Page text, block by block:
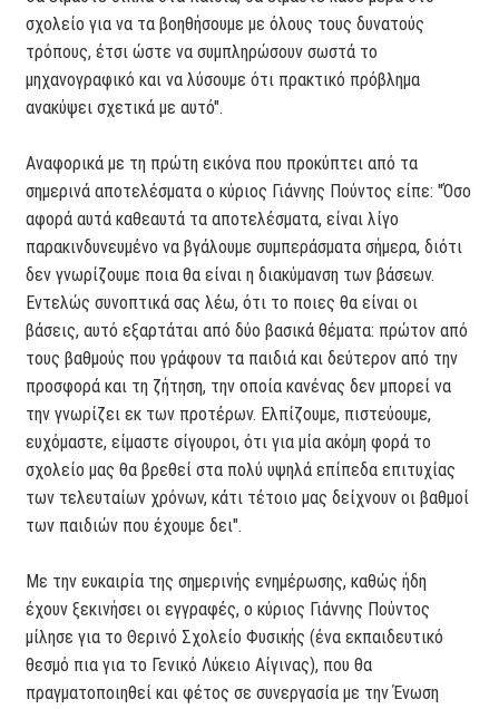
σχολείο για να τα βοηθήσουμε με όλους τους δυνατούς
τρόπους, έτσι ώστε να συμπληρώσουν σωστά το
μηχανογραφικό και να λύσουμε ότι πρακτικό πρόβλημα
ανακύψει σχετικά με αυτό".
Αναφορικά με τη πρώτη εικόνα που προκύπτει από τα
σημερινά αποτελέσματα ο κύριος Γιάννης Πούντος είπε: "Όσο
αφορά αυτά καθεαυτά τα αποτελέσματα, είναι λίγο
παρακινδυνευμένο να βγάλουμε συμπεράσματα σήμερα, διότι
δεν γνωρίζουμε ποια θα είναι η διακύμανση των βάσεων.
Εντελώς συνοπτικά σας λέω, ότι το ποιες θα είναι οι
βάσεις, αυτό εξαρτάται από δύο βασικά θέματα: πρώτον από
τους βαθμούς που γράφουν τα παιδιά και δεύτερον από την
προσφορά και τη ζήτηση, την οποία κανένας δεν μπορεί να
την γνωρίζει εκ των προτέρων. Ελπίζουμε, πιστεύουμε,
ευχόμαστε, είμαστε σίγουροι, ότι για μία ακόμη φορά το
σχολείο μας θα βρεθεί στα πολύ υψηλά επίπεδα επιτυχίας
των τελευταίων χρόνων, κάτι τέτοιο μας δείχνουν οι βαθμοί
των παιδιών που έχουμε δει".
Με την ευκαιρία της σημερινής ενημέρωσης, καθώς ήδη
έχουν ξεκινήσει οι εγγραφές, ο κύριος Γιάννης Πούντος
μίλησε για το Θερινό Σχολείο Φυσικής (ένα εκπαιδευτικό
θεσμό πια για το Γενικό Λύκειο Αίγινας), που θα
πραγματοποιηθεί και φέτος σε συνεργασία με την Ένωση